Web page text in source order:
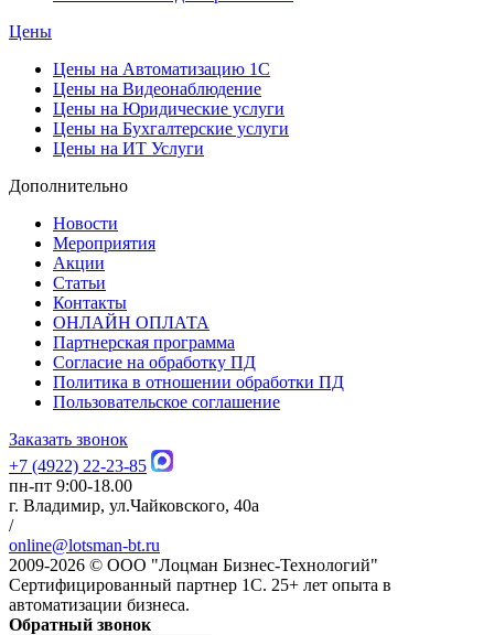
Цены
Цены на Автоматизацию 1С
Цены на Видеонаблюдение
Цены на Юридические услуги
Цены на Бухгалтерские услуги
Цены на ИТ Услуги
Дополнительно
Новости
Мероприятия
Акции
Статьи
Контакты
ОНЛАЙН ОПЛАТА
Партнерская программа
Согласие на обработку ПД
Политика в отношении обработки ПД
Пользовательское соглашение
Заказать звонок
+7 (4922) 22-23-85
пн-пт 9:00-18.00
г. Владимир, ул.Чайковского, 40а
/
online@lotsman-bt.ru
2009-2026 © ООО "Лоцман Бизнес-Технологий"
Сертифицированный партнер 1С. 25+ лет опыта в
автоматизации бизнеса.
Обратный звонок